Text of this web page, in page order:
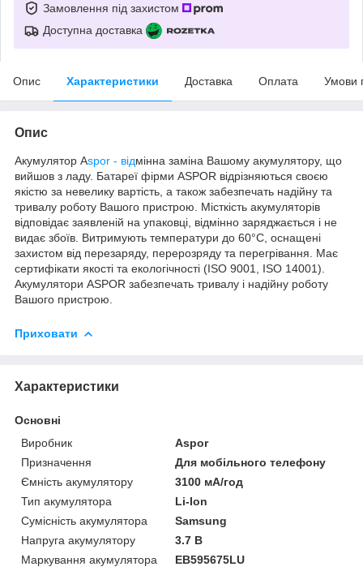
Замовлення під захистом
Доступна доставка
Опис Характеристики Доставка Оплата Умови
Опис
Акумулятор Aspor - відмінна заміна Вашому акумулятору, що
вийшов з ладу. Батареї фірми ASPOR відрізняються своєю
якістю за невелику вартість, а також забезпечать надійну та
тривалу роботу Вашого пристрою. Місткість акумуляторів
відповідає заявленій на упаковці, відмінно заряджається і не
видає збоїв. Витримують температури до 60°C, оснащені
захистом від перезаряду, перерозряду та перегрівання. Має
сертифікати якості та екологічності (ISO 9001, ISO 14001).
Акумулятори ASPOR забезпечать тривалу і надійну роботу
Вашого пристрою.
Приховати
Характеристики
Основні
Виробник
Aspor
Призначення
Для мобільного телефону
Ємність акумулятору
3100 мА/год
Тип акумулятора
Li-Ion
Сумісність акумулятора
Samsung
Напруга акумулятору
3.7 В
Маркування акумулятора
EB595675LU